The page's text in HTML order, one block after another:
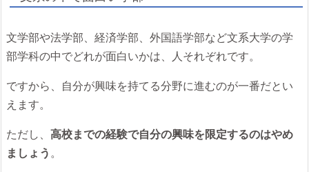
文学部や法学部、経済学部、外国語学部など文系大学の学
部学科の中でどれが面白いかは、人それぞれです。
ですから、自分が興味を持てる分野に進むのが一番だとい
えます。
ただし、 高校までの経験で自分の興味を限定するのはやめ
ましょう 。